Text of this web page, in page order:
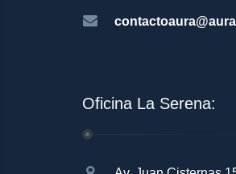
Oficina La Serena: